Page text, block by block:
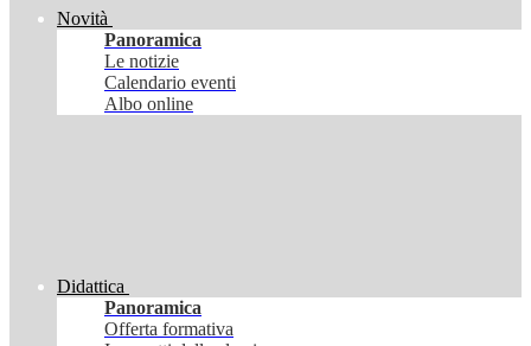
Novità
Panoramica
Le notizie
Calendario eventi
Albo online
Didattica
Panoramica
Offerta formativa